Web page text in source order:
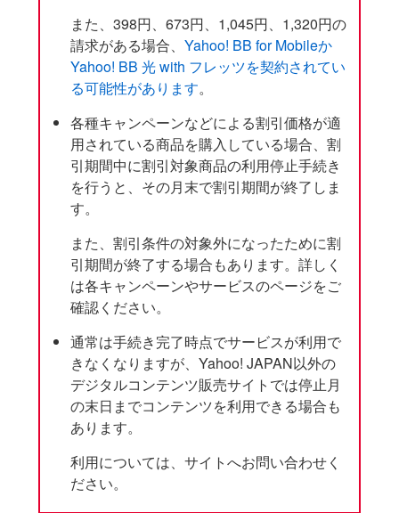
また、398円、673円、1,045円、1,320円の
請求がある場合、Yahoo! BB for Mobileか
Yahoo! BB 光 with フレッツを契約されてい
る可能性があります。
各種キャンペーンなどによる割引価格が適
用されている商品を購入している場合、割
引期間中に割引対象商品の利用停止手続き
を行うと、その月末で割引期間が終了しま
す。
また、割引条件の対象外になったために割
引期間が終了する場合もあります。詳しく
は各キャンペーンやサービスのページをご
確認ください。
通常は手続き完了時点でサービスが利用で
きなくなりますが、Yahoo! JAPAN以外の
デジタルコンテンツ販売サイトでは停止月
の末日までコンテンツを利用できる場合も
あります。
利用については、サイトへお問い合わせく
ださい。